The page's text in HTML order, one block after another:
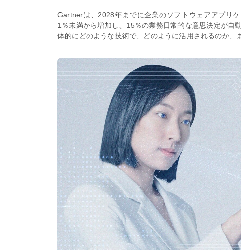
Gartnerは、2028年までに企業のソフトウェアアプリ
1％未満から増加し、15％の業務日常的な意思決定が自
体的にどのような技術で、どのように活用されるのか、